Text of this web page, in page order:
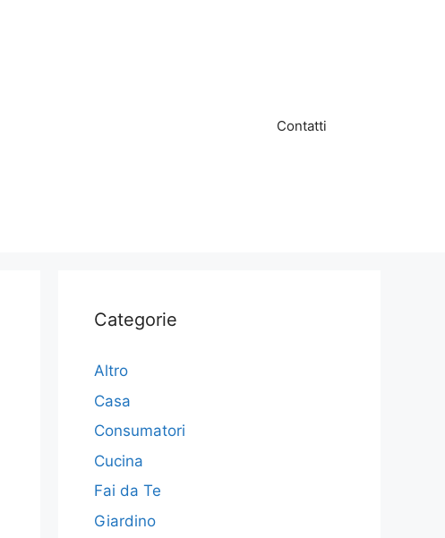
Contatti
Categorie
Altro
Casa
Consumatori
Cucina
Fai da Te
Giardino